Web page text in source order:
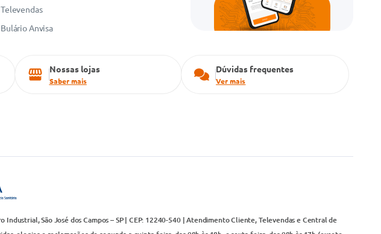
Televendas
Bulário Anvisa
Nossas lojas
Saber mais
Dúvidas frequentes
Ver mais
São José dos Campos – SP | CEP: 12240-540 | Atendimento Cliente, Televendas e Central de